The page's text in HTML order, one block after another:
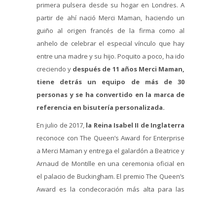
primera pulsera desde su hogar en Londres. A
partir de ahí nació Merci Maman, haciendo un
guiño al origen francés de la firma como al
anhelo de celebrar el especial vínculo que hay
entre una madre y su hijo. Poquito a poco, ha ido
creciendo y después de 11 años Merci Maman,
tiene detrás un equipo de más de 30
personas y se ha convertido en la marca de
referencia en bisutería personalizada.
En julio de 2017, la Reina Isabel II de Inglaterra
reconoce con The Queen’s Award for Enterprise
a Merci Maman y entrega el galardón a Beatrice y
Arnaud de Montille en una ceremonia oficial en
el palacio de Buckingham. El premio The Queen’s
Award es la condecoración más alta para las